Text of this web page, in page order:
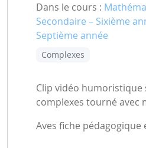
Dans le cours :
Secondaire – Sixième
Septième année
Complexes
Clip vidéo humoristique
complexes tourné avec
Aves fiche